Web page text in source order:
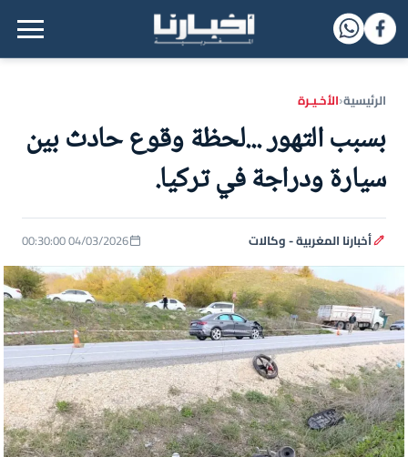
القائمة الرئيسية
الرئيسية‹الأخـيـرة
بسبب التهور ...لحظة وقوع حادث بين
سيارة ودراجة في تركيا.
أخبارنا المغربية - وكالات 04/03/2026 00:30:00